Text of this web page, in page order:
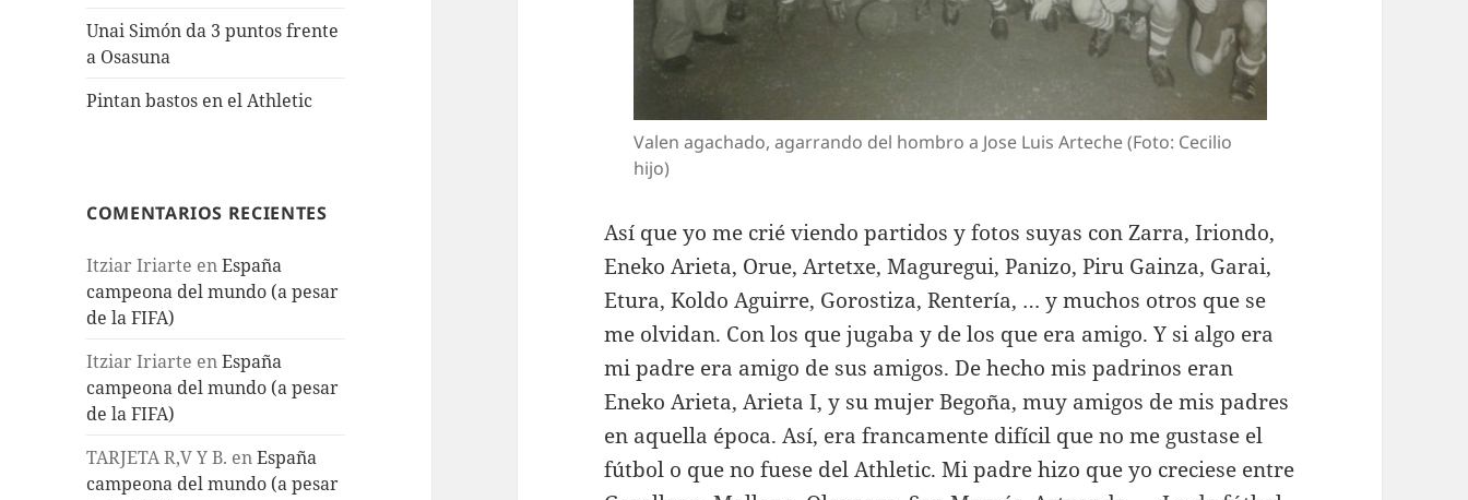
Unai Simón da 3 puntos frente
a Osasuna
Pintan bastos en el Athletic
COMENTARIOS RECIENTES
Itziar Iriarte enEspaña
campeona del mundo (a pesar
de la FIFA)
Itziar Iriarte enEspaña
campeona del mundo (a pesar
de la FIFA)
TARJETA R,V Y B. enEspaña
campeona del mundo (a pesar
Valen agachado, agarrando del hombro a Jose Luis Arteche (Foto: Cecilio
hijo)
Así que yo me crié viendo partidos y fotos suyas con Zarra, Iriondo,
Eneko Arieta, Orue, Artetxe, Maguregui, Panizo, Piru Gainza, Garai,
Etura, Koldo Aguirre, Gorostiza, Rentería, … y muchos otros que se
me olvidan. Con los que jugaba y de los que era amigo. Y si algo era
mi padre era amigo de sus amigos. De hecho mis padrinos eran
Eneko Arieta, Arieta I, y su mujer Begoña, muy amigos de mis padres
en aquella época. Así, era francamente difícil que no me gustase el
fútbol o que no fuese del Athletic. Mi padre hizo que yo creciese entre